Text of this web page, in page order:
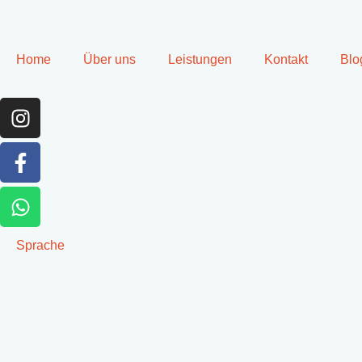
Home Über uns Leistungen Kontakt
Sprache